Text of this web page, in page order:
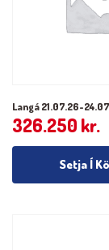
Langá 21.07.26-
326.250 kr.
Setja Í